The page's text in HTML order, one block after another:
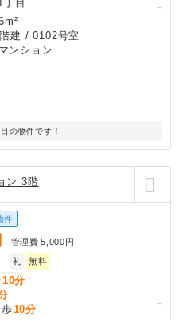
目
建 / 0102号室
ンション
の物件です！
ン 3階
件
管理費 5,000円
礼 無料
10分
10分